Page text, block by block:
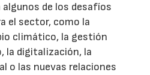
de los desafíos
el sector, como la
climático, la gestión
la digitalización, la
o las nuevas relaciones